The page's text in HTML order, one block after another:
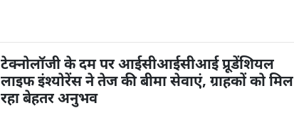
टेक्नोलॉजी के दम पर आईसीआईसीआई प्रूडेंशियल
लाइफ इंश्योरेंस ने तेज की बीमा सेवाएं, ग्राहकों को मिल
रहा बेहतर अनुभव